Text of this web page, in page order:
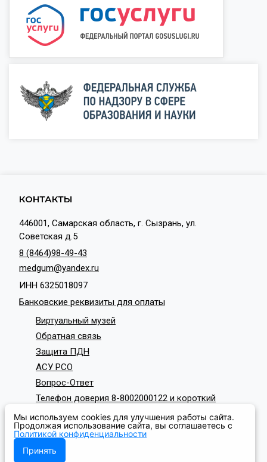
КОНТАКТЫ
446001, Самарская область, г. Сызрань, ул.
Советская д.5
8 (8464)98-49-43
medgum@yandex.ru
ИНН 6325018097
Банковские реквизиты для оплаты
Виртуальный музей
Обратная связь
Защита ПДН
АСУ РСО
Вопрос-Ответ
Телефон доверия 8-8002000122 и короткий
СОЦИАЛЬНЫЕ СЕТИ
Мы используем cookies для улучшения работы сайта.
Продолжая использование сайта, вы соглашаетесь с
Политикой конфиденциальности
Принять